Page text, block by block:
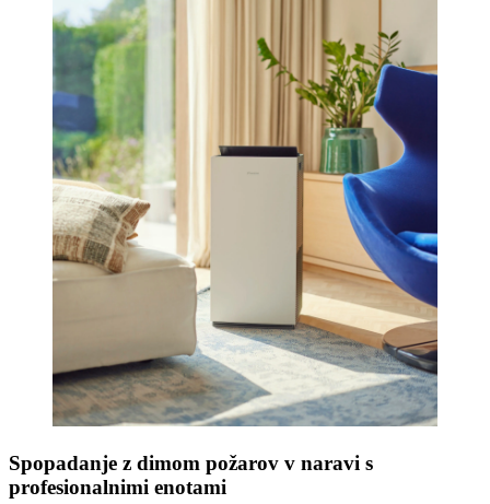
Spopadanje z dimom požarov v naravi s
profesionalnimi enotami